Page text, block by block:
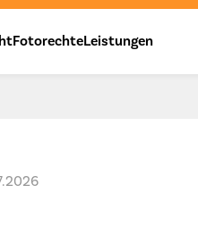
FotorechteLeistungen